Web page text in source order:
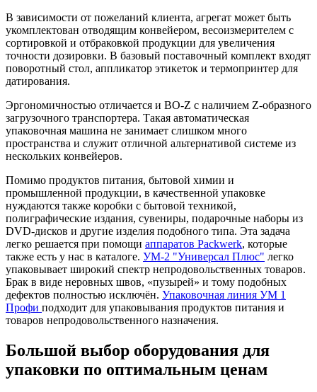
В зависимости от пожеланий клиента, агрегат может быть
укомплектован отводящим конвейером, весоизмерителем с
сортировкой и отбраковкой продукции для увеличения
точности дозировки. В базовый поставочный комплект входят
поворотный стол, аппликатор этикеток и термопринтер для
датирования.
Эргономичностью отличается и BO-Z с наличием Z-образного
загрузочного транспортера. Такая автоматическая
упаковочная машина не занимает слишком много
пространства и служит отличной альтернативой системе из
нескольких конвейеров.
Помимо продуктов питания, бытовой химии и
промышленной продукции, в качественной упаковке
нуждаются также коробки с бытовой техникой,
полиграфические издания, сувениры, подарочные наборы из
DVD-дисков и другие изделия подобного типа. Эта задача
легко решается при помощи аппаратов Packwerk, которые
также есть у нас в каталоге. УМ-2 "Универсал Плюс" легко
упаковывает широкий спектр непродовольственных товаров.
Брак в виде неровных швов, «пузырей» и тому подобных
дефектов полностью исключён. Упаковочная линия УМ 1
Профи подходит для упаковывания продуктов питания и
товаров непродовольственного назначения.
Большой выбор оборудования для
упаковки по оптимальным ценам